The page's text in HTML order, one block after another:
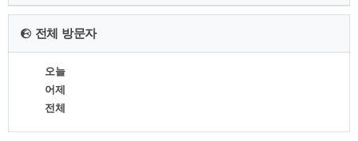
전체 방문자
오늘
어제
전체